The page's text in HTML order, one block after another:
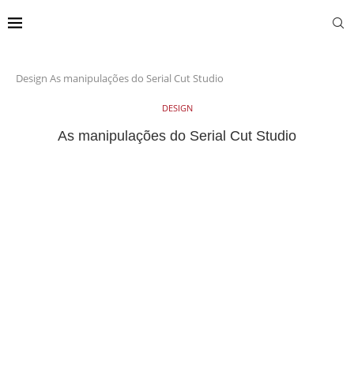
Design As manipulações do Serial Cut Studio
DESIGN
As manipulações do Serial Cut Studio